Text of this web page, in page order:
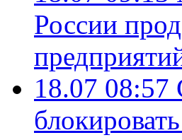
России
18.07 08:57